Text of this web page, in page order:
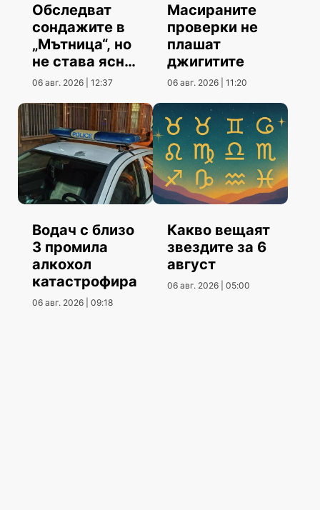
Обследват
сондажите в
„Мътница“, но
не става ясно
кога
06 авг. 2026 | 12:37
Масираните
проверки не
плашат
джигитите
06 авг. 2026 | 11:20
Водач с близо
3 промила
алкохол
катастрофира
06 авг. 2026 | 09:18
Какво вещаят
звездите за 6
август
06 авг. 2026 | 05:00